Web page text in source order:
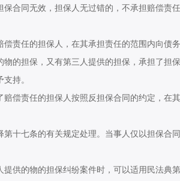
同无效，担保人无过错的，不承担赔偿责
任的担保人，在其承担责任的范围内向债务
担保，又有第三人提供的担保，承担了担
持。
责任的担保人按照反担保合同的约定，在
七条的有关规定处理。当事人仅以担保合
的物的担保纠纷案件时，可以适用民法典